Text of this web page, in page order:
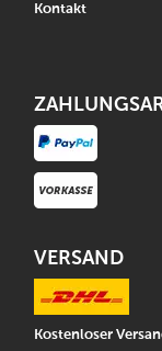
Kontakt
VERSAND
Kostenloser